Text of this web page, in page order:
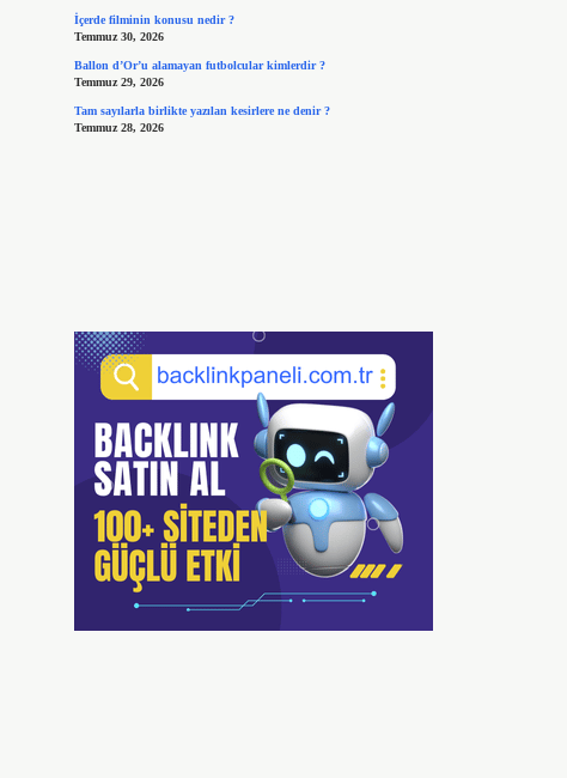
İçerde filminin konusu nedir ?
Temmuz 30, 2026
Ballon d’Or’u alamayan futbolcular kimlerdir ?
Temmuz 29, 2026
Tam sayılarla birlikte yazılan kesirlere ne denir ?
Temmuz 28, 2026